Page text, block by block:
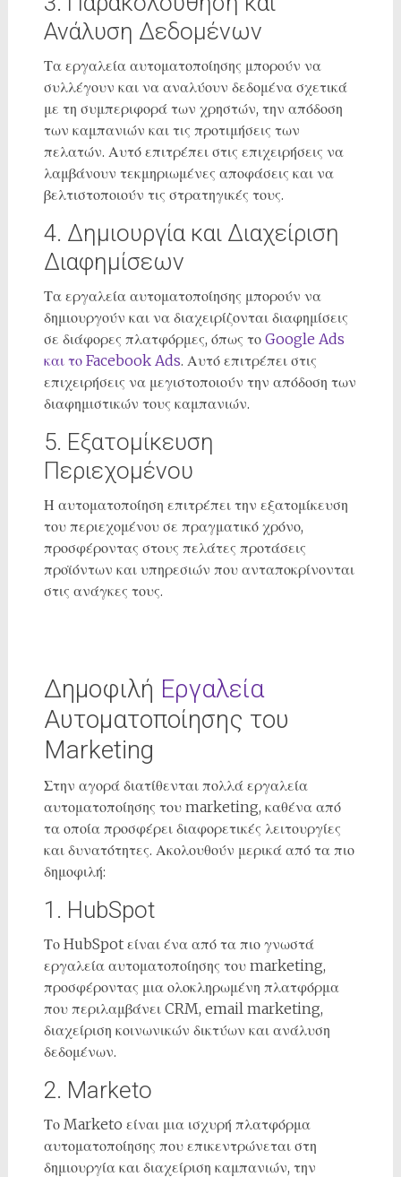
Ανάλυση Δεδομένων
Τα εργαλεία αυτοματοποίησης μπορούν να
συλλέγουν και να αναλύουν δεδομένα σχετικά
με τη συμπεριφορά των χρηστών, την απόδοση
των καμπανιών και τις προτιμήσεις των
πελατών. Αυτό επιτρέπει στις επιχειρήσεις να
λαμβάνουν τεκμηριωμένες αποφάσεις και να
βελτιστοποιούν τις στρατηγικές τους.
4. Δημιουργία και Διαχείριση
Διαφημίσεων
Τα εργαλεία αυτοματοποίησης μπορούν να
δημιουργούν και να διαχειρίζονται διαφημίσεις
σε διάφορες πλατφόρμες, όπως το Google Ads
και το Facebook Ads. Αυτό επιτρέπει στις
επιχειρήσεις να μεγιστοποιούν την απόδοση των
διαφημιστικών τους καμπανιών.
5. Εξατομίκευση
Περιεχομένου
Η αυτοματοποίηση επιτρέπει την εξατομίκευση
του περιεχομένου σε πραγματικό χρόνο,
προσφέροντας στους πελάτες προτάσεις
προϊόντων και υπηρεσιών που ανταποκρίνονται
στις ανάγκες τους.
Δημοφιλή Εργαλεία
Αυτοματοποίησης του
Marketing
Στην αγορά διατίθενται πολλά εργαλεία
αυτοματοποίησης του marketing, καθένα από
τα οποία προσφέρει διαφορετικές λειτουργίες
και δυνατότητες. Ακολουθούν μερικά από τα πιο
δημοφιλή:
1. HubSpot
Το HubSpot είναι ένα από τα πιο γνωστά
εργαλεία αυτοματοποίησης του marketing,
προσφέροντας μια ολοκληρωμένη πλατφόρμα
που περιλαμβάνει CRM, email marketing,
διαχείριση κοινωνικών δικτύων και ανάλυση
δεδομένων.
2. Marketo
Το Marketo είναι μια ισχυρή πλατφόρμα
αυτοματοποίησης που επικεντρώνεται στη
δημιουργία και διαχείριση καμπανιών, την